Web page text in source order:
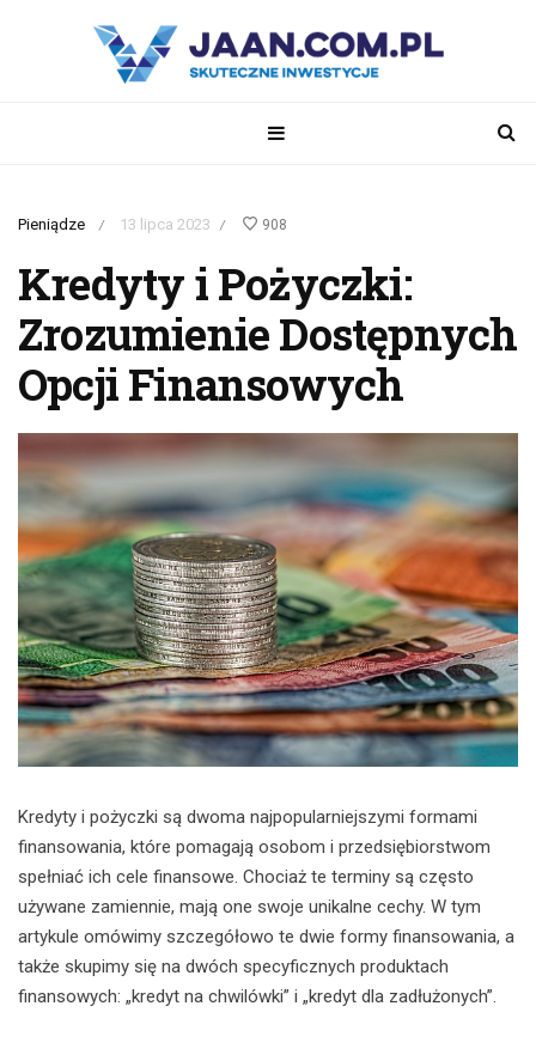
Pieniądze / 13 lipca 2023 / 908
Kredyty i Pożyczki:
Zrozumienie Dostępnych
Opcji Finansowych
Kredyty i pożyczki są dwoma najpopularniejszymi formami
finansowania, które pomagają osobom i przedsiębiorstwom
spełniać ich cele finansowe. Chociaż te terminy są często
używane zamiennie, mają one swoje unikalne cechy. W tym
artykule omówimy szczegółowo te dwie formy finansowania, a
także skupimy się na dwóch specyficznych produktach
finansowych: „kredyt na chwilówki” i „kredyt dla zadłużonych”.